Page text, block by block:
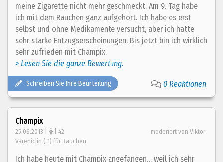
meine Zigarette nicht mehr geschmeckt. Am 9. Tag habe
ich mit dem Rauchen ganz aufgehört. Ich habe es erst
selbst und ohne Medikamente versucht, aber ich hatte
sehr starke Entzugserscheinungen. Bis jetzt bin ich wirklich
sehr zufrieden mit Champix.
> Lesen Sie die ganze Bewertung.
Schreiben Sie Ihre Beurteilung 0 Reaktionen
Champix
25.06.2013 | | 42
moderiert von Viktor
Vareniclin (-1) für Rauchen
Ich habe heute mit Champix angefangen… weil ich sehr